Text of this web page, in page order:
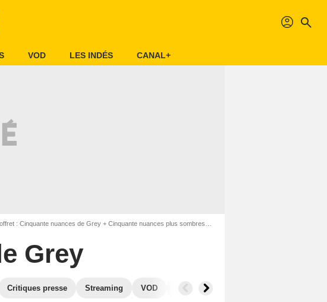
profil search
VOD LES INDÉS CANAL+
: Cinquante nuances de Grey + Cinquante nuances plus sombres - Coffret
Grey
Critiques presse Streaming VOD